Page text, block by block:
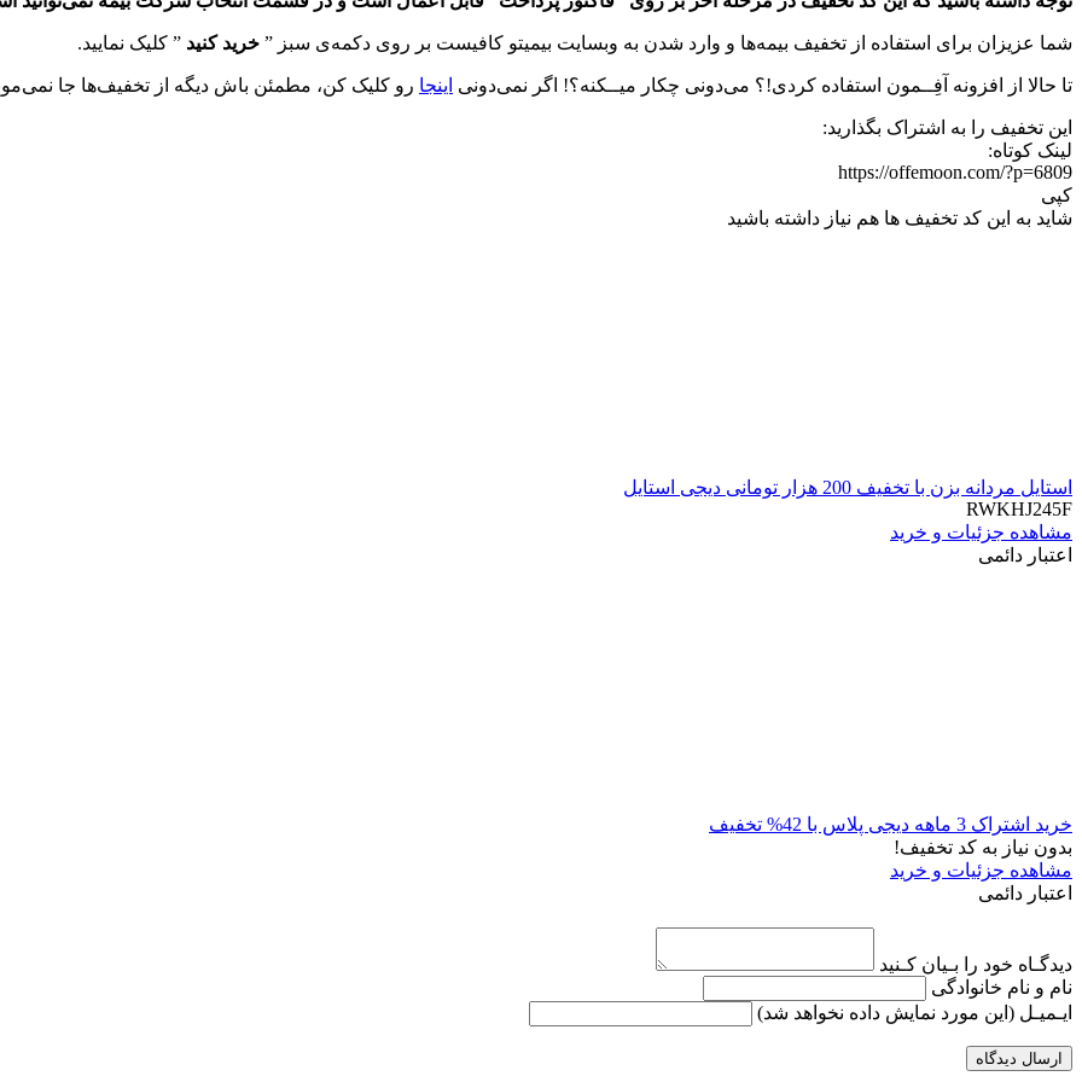
شما عزیزان برای استفاده از تخفیف بیمه‌ها و وارد شدن به وبسایت بیمیتو کافیست بر روی دکمه‌ی سبز ” خرید کنید ” کلیک نمایید.
تا حالا از افزونه آفِــمون استفاده کردی!؟ می‌دونی چکار میــکنه؟! اگر نمی‌دونی اینجا رو کلیک کن، مطمئن باش دیگه از تخفیف‌ها جا
این تخفیف را به اشتراک بگذارید:
لینک کوتاه:
https://offemoon.com/?p=6809
کپی
شاید به این کد تخفیف ها هم نیاز داشته باشید
استایل مردانه بزن با تخفیف 200 هزار تومانی دیجی استایل
RWKHJ245F
مشاهده جزئیات و خرید
اعتبار دائمی
خرید اشتراک 3 ماهه دیجی پلاس با 42% تخفیف
بدون نیاز به کد تخفیف!
مشاهده جزئیات و خرید
اعتبار دائمی
دیدگـاه خود را بـیان کـنید
نام و نام خانوادگی
ایـمیـل (این مورد نمایش داده نخواهد شد)
ارسال دیدگاه